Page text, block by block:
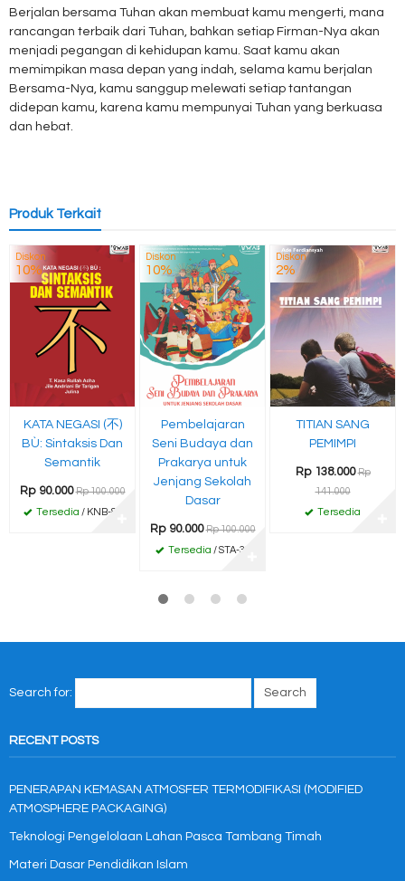
Berjalan bersama Tuhan akan membuat kamu mengerti, mana
rancangan terbaik dari Tuhan, bahkan setiap Firman-Nya akan
menjadi pegangan di kehidupan kamu. Saat kamu akan
memimpikan masa depan yang indah, selama kamu berjalan
Bersama-Nya, kamu sanggup melewati setiap tantangan
didepan kamu, karena kamu mempunyai Tuhan yang berkuasa
dan hebat.
Produk Terkait
Diskon
10%
KATA NEGASI (不)
BÙ: Sintaksis Dan
Semantik
Rp 90.000 Rp 100.000
Tersedia / KNB-89
Diskon
10%
Pembelajaran
Seni Budaya dan
Prakarya untuk
Jenjang Sekolah
Dasar
Rp 90.000 Rp 100.000
Tersedia / STA-39
Diskon
2%
TITIAN SANG
PEMIMPI
Rp 138.000 Rp
141.000
Tersedia
Search for:
RECENT POSTS
PENERAPAN KEMASAN ATMOSFER TERMODIFIKASI (MODIFIED
ATMOSPHERE PACKAGING)
Teknologi Pengelolaan Lahan Pasca Tambang Timah
Materi Dasar Pendidikan Islam